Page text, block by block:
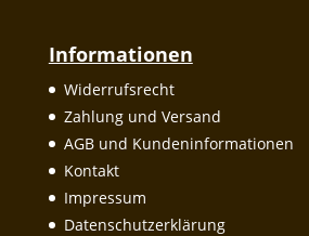
Informationen
Widerrufsrecht
Zahlung und Versand
AGB und Kundeninformationen
Kontakt
Impressum
Datenschutzerklärung